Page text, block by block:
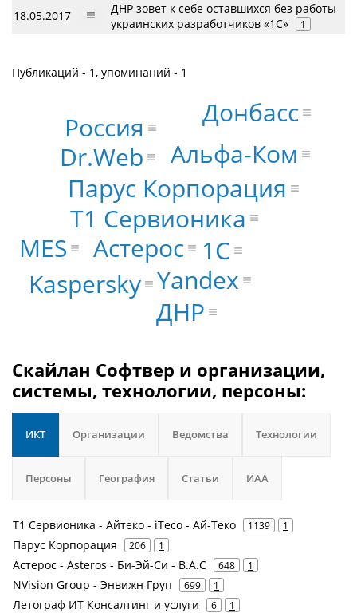
18.05.2017
ДНР зовет к себе оставшихся без работы
украинских разработчиков «1С»
1
Публикаций - 1, упоминаний - 1
Т1 Сервионика
Парус Корпорация
Астерос
1С
Альфа-Ком
Kaspersky
Dr.Web
Yandex
MES
Донбасс
Россия
ДНР
Скайлан Софтвер и организации,
системы, технологии, персоны:
ИКТ Организации Ведомства Технологии
Персоны География Статьи ИАА
Т1 Сервионика - Айтеко - iTeco - Ай-Теко 1139 1
Парус Корпорация 206 1
Астерос - Asteros - Би-Эй-Си - B.A.C 648 1
NVision Group - Энвижн Груп 699 1
Летограф ИТ Консалтинг и услуги 6 1